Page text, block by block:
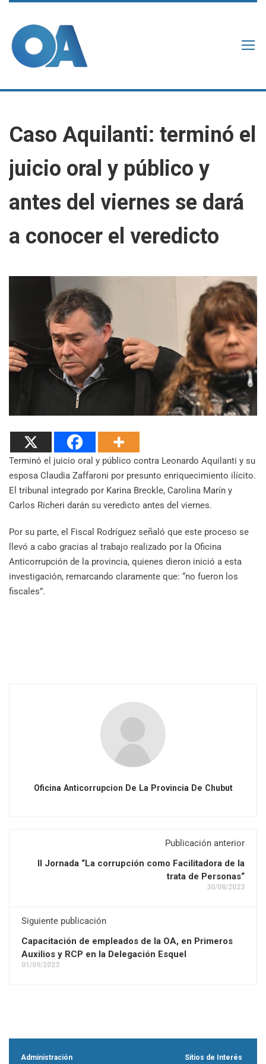
Caso Aquilanti: terminó el
juicio oral y público y
antes del viernes se dará
a conocer el veredicto
Terminó el juicio oral y público contra Leonardo Aquilanti y su
esposa Claudia Zaffaroni por presunto enriquecimiento ilícito.
El tribunal integrado por Karina Breckle, Carolina Marín y
Carlos Richeri darán su veredicto antes del viernes.
Por su parte, el Fiscal Rodríguez señaló que este proceso se
llevó a cabo gracias al trabajo realizado por la Oficina
Anticorrupción de la provincia, quienes dieron inició a esta
investigación, remarcando claramente que: “no fueron los
fiscales”.
Oficina Anticorrupcion De La Provincia De Chubut
Publicación anterior
II Jornada “La corrupción como Facilitadora de la
trata de Personas“
30/08/2023
Siguiente publicación
Capacitación de empleados de la OA, en Primeros
Auxilios y RCP en la Delegación Esquel
01/09/2023
Administración Sitios de Interés